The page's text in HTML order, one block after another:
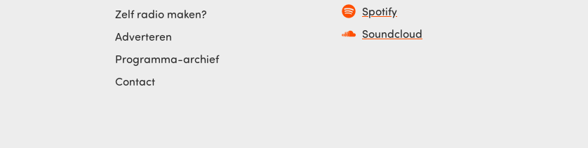
Zelf radio maken?
Adverteren
Programma-archief
Contact
Spotify
Soundcloud